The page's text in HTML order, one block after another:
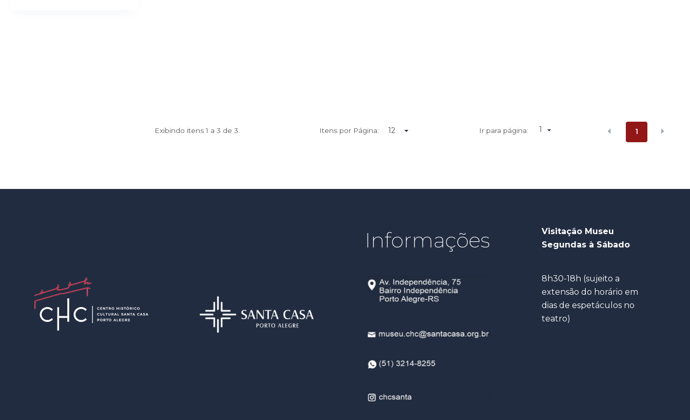
Exibindo itens 1 a 3 de 3. Itens por Página: Ir para página: 1 1
Informações
Visitação Museu
Segundas à Sábado
8h30-18h (sujeito a
extensão do horário em
dias de espetáculos no
teatro)